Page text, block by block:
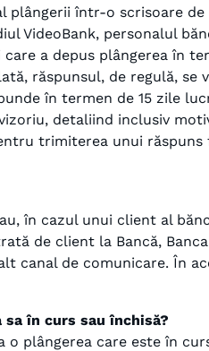
într-o scrisoare
VideoBank, personalul
a depus plângerea în
răspunsul, de regulă,
în termen de 15 zile
detaliind inclusiv
trimiterea unui
în cazul unui client al
de client la Bancă,
canal de comunicare. În
în curs sau închisă?
plângerea care este în